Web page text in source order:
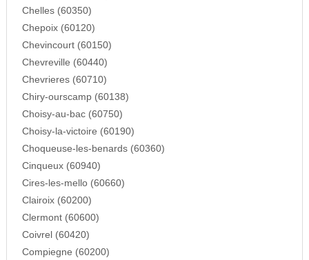
Chelles (60350)
Chepoix (60120)
Chevincourt (60150)
Chevreville (60440)
Chevrieres (60710)
Chiry-ourscamp (60138)
Choisy-au-bac (60750)
Choisy-la-victoire (60190)
Choqueuse-les-benards (60360)
Cinqueux (60940)
Cires-les-mello (60660)
Clairoix (60200)
Clermont (60600)
Coivrel (60420)
Compiegne (60200)